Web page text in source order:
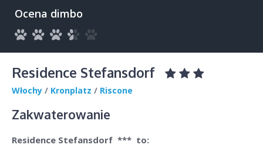
Ocena dimbo
Residence Stefansdorf
Włochy / Kronplatz / Riscone
Zakwaterowanie
Residence Stefansdorf *** to: